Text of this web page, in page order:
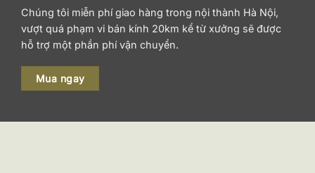
Chúng tôi miễn phí giao hàng trong nội thành Hà Nội,
vượt quá phạm vi bán kính 20km kể từ xưởng sẽ được
hỗ trợ một phần phí vận chuyển.
Mua ngay